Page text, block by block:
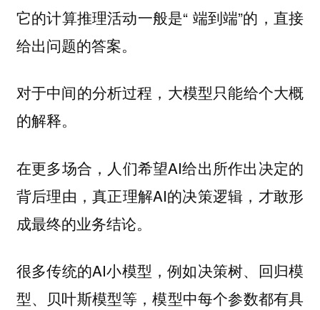
它的计算推理活动一般是“ 端到端”的，直接
给出问题的答案。
对于中间的分析过程，大模型只能给个大概
的解释。
在更多场合，人们希望AI给出所作出决定的
背后理由，真正理解AI的决策逻辑，才敢形
成最终的业务结论。
很多传统的AI小模型，例如决策树、回归模
型、贝叶斯模型等，模型中每个参数都有具